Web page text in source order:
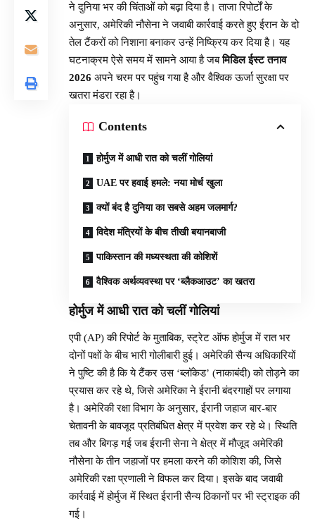
ने दुनिया भर की चिंताओं को बढ़ा दिया है। ताजा रिपोर्टों के
अनुसार, अमेरिकी नौसेना ने जवाबी कार्रवाई करते हुए ईरान के दो
तेल टैंकरों को निशाना बनाकर उन्हें निष्क्रिय कर दिया है। यह
घटनाक्रम ऐसे समय में सामने आया है जबमिडिल ईस्ट तनाव
2026 अपने चरम पर पहुंच गया है और वैश्विक ऊर्जा सुरक्षा पर
खतरा मंडरा रहा है।
Contents
होर्मुज में आधी रात को चलीं गोलियां
UAE पर हवाई हमले: नया मोर्च खुला
क्यों बंद है दुनिया का सबसे अहम जलमार्ग?
विदेश मंत्रियों के बीच तीखी बयानबाजी
पाकिस्तान की मध्यस्थता की कोशिशें
वैश्विक अर्थव्यवस्था पर ‘ब्लैकआउट’ का खतरा
होर्मुज में आधी रात को चलीं गोलियां
एपी (AP) की रिपोर्ट के मुताबिक, स्ट्रेट ऑफ होर्मुज में रात भर
दोनों पक्षों के बीच भारी गोलीबारी हुई। अमेरिकी सैन्य अधिकारियों
ने पुष्टि की है कि ये टैंकर उस ‘ब्लॉकेड’ (नाकाबंदी) को तोड़ने का
प्रयास कर रहे थे, जिसे अमेरिका ने ईरानी बंदरगाहों पर लगाया
है। अमेरिकी रक्षा विभाग के अनुसार, ईरानी जहाज बार-बार
चेतावनी के बावजूद प्रतिबंधित क्षेत्र में प्रवेश कर रहे थे। स्थिति
तब और बिगड़ गई जब ईरानी सेना ने क्षेत्र में मौजूद अमेरिकी
नौसेना के तीन जहाजों पर हमला करने की कोशिश की, जिसे
अमेरिकी रक्षा प्रणाली ने विफल कर दिया। इसके बाद जवाबी
कार्रवाई में होर्मुज में स्थित ईरानी सैन्य ठिकानों पर भी स्ट्राइक की
गई।